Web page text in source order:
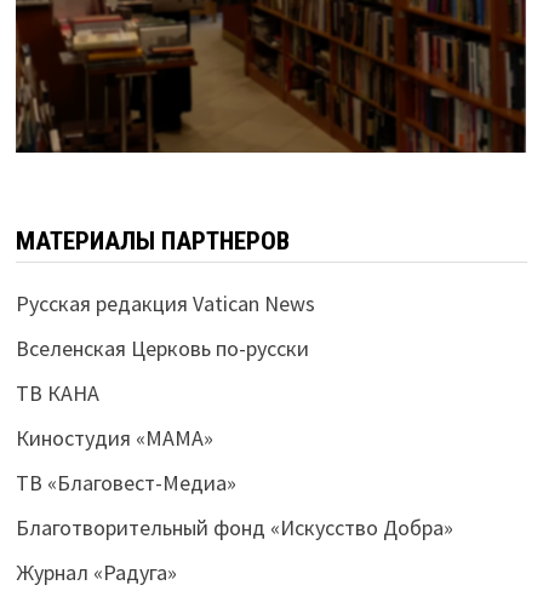
МАТЕРИАЛЫ ПАРТНЕРОВ
Русская редакция Vatican News
Вселенская Церковь по-русски
ТВ КАНА
Киностудия «МАМА»
ТВ «Благовест-Медиа»
Благотворительный фонд «Искусство Добра»
Журнал «Радуга»